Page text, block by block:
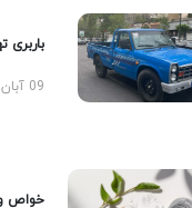
باربری
09 آبان 1403
خواص و